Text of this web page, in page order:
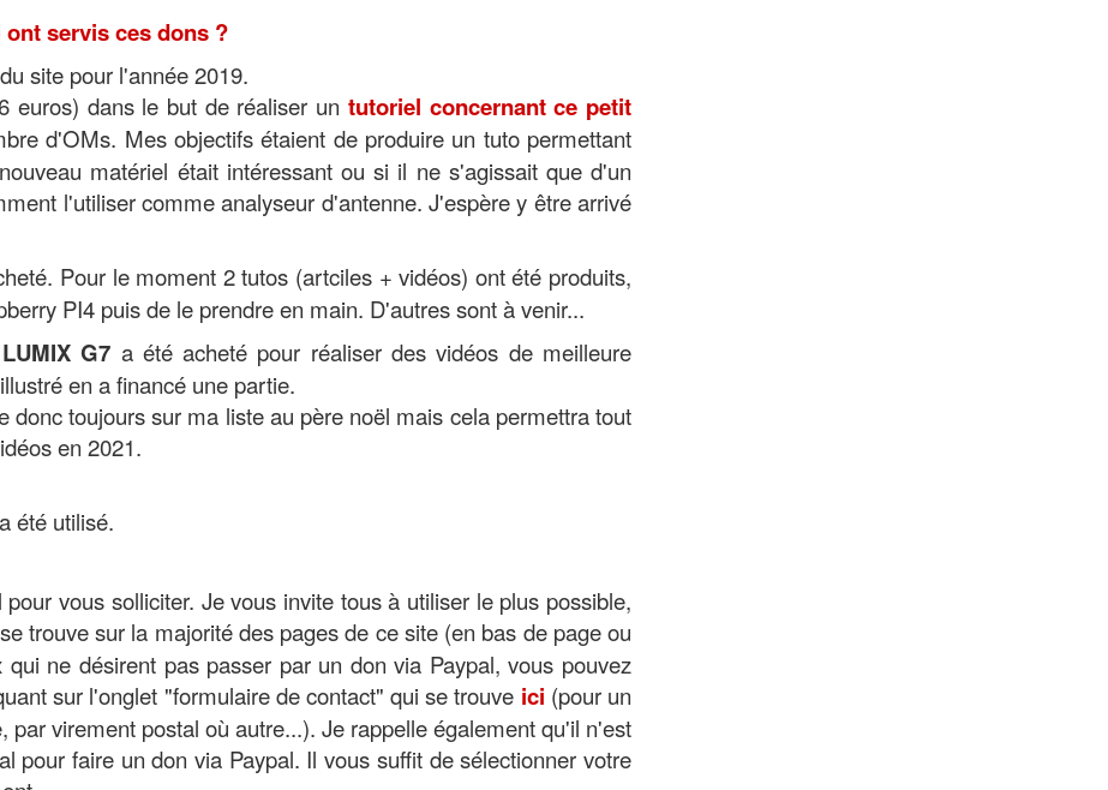
servis ces dons ?
site pour l'année 2019.
euros) dans le but de réaliser un tutoriel concernant ce petit
d'OMs. Mes objectifs étaient de produire un tuto permettant
matériel était intéressant ou si il ne s'agissait que d'un
l'utiliser comme analyseur d'antenne. J'espère y être arrivé
Pour le moment 2 tutos (artciles + vidéos) ont été produits,
PI4 puis de le prendre en main. D'autres sont à venir...
G7 a été acheté pour réaliser des vidéos de meilleure
en a financé une partie.
donc toujours sur ma liste au père noël mais cela permettra tout
en 2021.
été utilisé.
vous solliciter. Je vous invite tous à utiliser le plus possible,
trouve sur la majorité des pages de ce site (en bas de page ou
ne désirent pas passer par un don via Paypal, vous pouvez
sur l'onglet "formulaire de contact" qui se trouve ici (pour un
par virement postal où autre...). Je rappelle également qu'il n'est
pour faire un don via Paypal. Il vous suffit de sélectionner votre